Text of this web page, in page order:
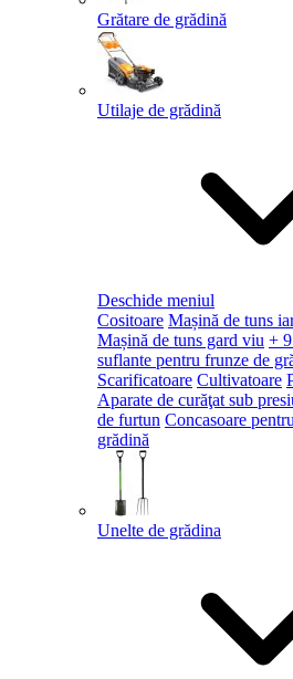
Grătare de grădină
Utilaje de grădină
Deschide meniul
Cositoare Mașină de tuns
Mașină de tuns gard viu +
suflante pentru frunze de
Scarificatoare Cultivatoare
Aparate de curăţat sub
de furtun Concasoare
grădină
Unelte de grădina